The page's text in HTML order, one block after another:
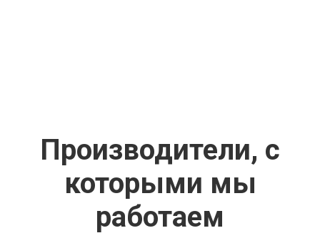
Производители, с
которыми мы
работаем